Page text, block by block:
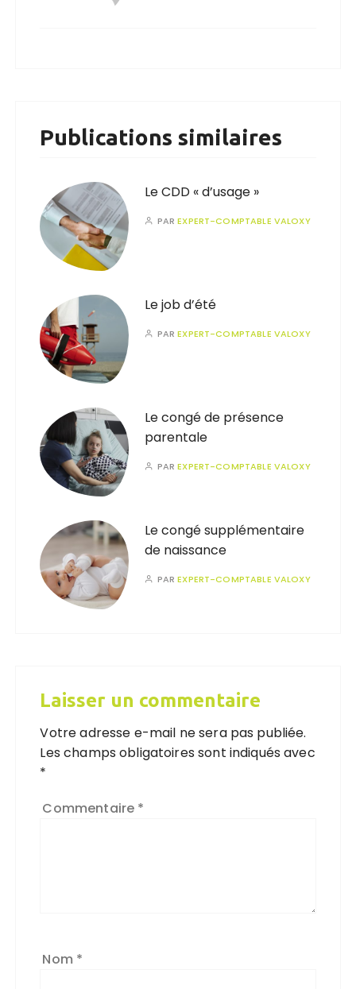
Publications similaires
Le CDD « d’usage »
PAREXPERT-COMPTABLE VALOXY
Le job d’été
PAREXPERT-COMPTABLE VALOXY
Le congé de présence
parentale
PAREXPERT-COMPTABLE VALOXY
Le congé supplémentaire
de naissance
PAREXPERT-COMPTABLE VALOXY
Laisser un commentaire
Votre adresse e-mail ne sera pas publiée.
Les champs obligatoires sont indiqués avec
*
Commentaire *
Nom *